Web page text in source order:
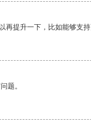
提升一下，比如能够支持
题。